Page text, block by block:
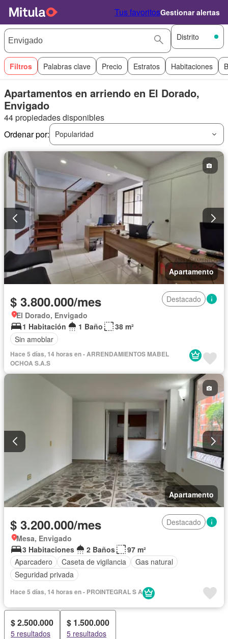
Tus favoritosGestionar alertas
Distrito
Filtros Palabras clave Precio Estratos Habitaciones
Apartamentos en arriendo en El Dorado,
Envigado
44 propiedades disponibles
Ordenar por:
Popularidad
Apartamento
$ 3.800.000/mes
Destacado
El Dorado, Envigado
1 Habitación
1 Baño
38 m²
Sin amoblar
Hace 5 días, 14 horas en - ARRENDAMIENTOS MABEL
OCHOA S.A.S
Apartamento
$ 3.200.000/mes
Destacado
Mesa, Envigado
3 Habitaciones
2 Baños
97 m²
Aparcadero
Caseta de vigilancia
Gas natural
Seguridad privada
Hace 5 días, 14 horas en - PROINTEGRAL S A
$ 2.500.000
5 resultados
$ 1.500.000
5 resultados